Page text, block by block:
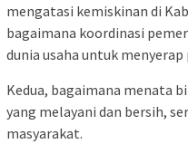
mengatasi kemiskinan di
bagaimana koordinasi
dunia usaha untuk
Kedua, bagaimana menata
yang melayani dan bersih,
masyarakat.